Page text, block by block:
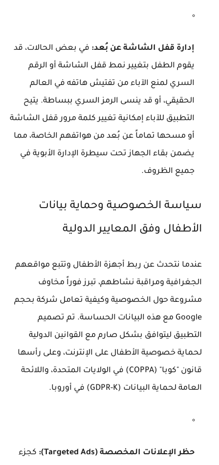
إدارة قفل الشاشة عن بُعد: في بعض الحالات، قد
يقوم الطفل بتغيير نمط قفل الشاشة أو الرقم
السري لمنع الآباء من تفتيش هاتفه في العالم
الحقيقي، أو قد ينسى الرمز السري ببساطة. يتيح
التطبيق للآباء إمكانية تغيير كلمة مرور قفل الشاشة
أو مسحها تماماً عن بُعد من هواتفهم الخاصة، مما
يضمن بقاء الجهاز تحت سيطرة الإدارة الأبوية في
جميع الظروف.
سياسة الخصوصية وحماية بيانات
الأطفال وفق المعايير الدولية
عندما نتحدث عن ربط أجهزة الأطفال وتتبع مواقعهم
الجغرافية ومراقبة نشاطهم، تبرز فوراً مخاوف
مشروعة حول الخصوصية وكيفية تعامل شركة بحجم
Google مع هذه البيانات الحساسة. تم تصميم
التطبيق ليتوافق بشكل صارم مع القوانين الدولية
لحماية خصوصية الأطفال على الإنترنت، وعلى رأسها
قانون "كوبا" (COPPA) في الولايات المتحدة، واللائحة
العامة لحماية البيانات (GDPR-K) في أوروبا.
حظر الإعلانات المخصصة (Targeted Ads):
كجزء